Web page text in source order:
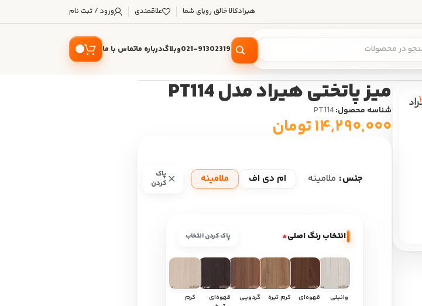
هیرادکالا خالق رویای شما علاقمندی ورود / ثبت نام
021-91302319وبلاگدرباره ماتماس با ما
میز پاتختی هیراد مدل PT114
شناسه محصول:PT114
۱۴,۲۹۰,۰۰۰تومان
جنس ملامینه ام دی اف ملامینه
پاک
کردن
انتخاب رنگ اصلی* پاک کردن انتخاب
وانیلی قهوه‌ای کرم تیره گردویی
قهوه‌ای
کرم